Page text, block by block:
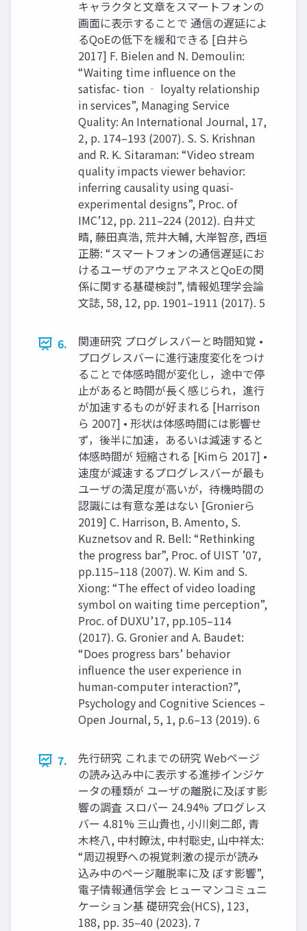
キャラクタと文章をスマートフォンの
画面に表示することで 通信の遅延によ
るQoEの低下を緩和できる [白井ら
2017] F. Bielen and N. Demoulin:
“Waiting time influence on the
satisfac- tion ‐ loyalty relationship
in services”, Managing Service
Quality: An International Journal, 17,
2, p. 174–193 (2007). S. S. Krishnan
and R. K. Sitaraman: “Video stream
quality impacts viewer behavior:
inferring causality using quasi-
experimental designs”, Proc. of
IMC’12, pp. 211–224 (2012). 白井丈
晴, 藤田真浩, 荒井大輔, 大岸智彦, 西垣
正勝: “スマートフォンの通信遅延にお
けるユーザのアウェアネスとQoEの関
係に関する基礎検討”, 情報処理学会論
文誌, 58, 12, pp. 1901–1911 (2017). 5
6.
関連研究 プログレスバーと時間知覚 •
プログレスバーに進行速度変化をつけ
ることで体感時間が変化し，途中で停
止があると時間が長く感じられ，進行
が加速するものが好まれる [Harrison
ら 2007] • 形状は体感時間には影響せ
ず，後半に加速，あるいは減速すると
体感時間が 短縮される [Kimら 2017] •
速度が減速するプログレスバーが最も
ユーザの満足度が高いが，待機時間の
認識には有意な差はない [Gronierら
2019] C. Harrison, B. Amento, S.
Kuznetsov and R. Bell: “Rethinking
the progress bar”, Proc. of UIST ’07,
pp.115–118 (2007). W. Kim and S.
Xiong: “The effect of video loading
symbol on waiting time perception”,
Proc. of DUXU’17, pp.105–114
(2017). G. Gronier and A. Baudet:
“Does progress bars’ behavior
influence the user experience in
human-computer interaction?”,
Psychology and Cognitive Sciences –
Open Journal, 5, 1, p.6–13 (2019). 6
7.
先行研究 これまでの研究 Webページ
の読み込み中に表示する進捗インジケ
ータの種類が ユーザの離脱に及ぼす影
響の調査 スロバー 24.94% プログレス
バー 4.81% 三山貴也, 小川剣二郎, 青
木柊八, 中村瞭汰, 中村聡史, 山中祥太:
“周辺視野への視覚刺激の提示が読み
込み中のページ離脱率に及 ぼす影響”,
電子情報通信学会 ヒューマンコミュニ
ケーション基 礎研究会(HCS), 123,
188, pp. 35–40 (2023). 7